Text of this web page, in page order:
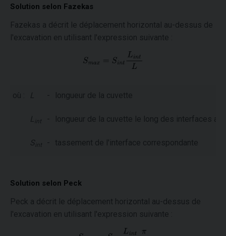
Solution selon Fazekas
Fazekas a décrit le déplacement horizontal au-dessus de
l'excavation en utilisant l'expression suivante :
où : L - longueur de la cuvette
L int - longueur de la cuvette le long des interfaces
S int - tassement de l'interface correspondante
Solution selon Peck
Peck a décrit le déplacement horizontal au-dessus de
l'excavation en utilisant l'expression suivante :